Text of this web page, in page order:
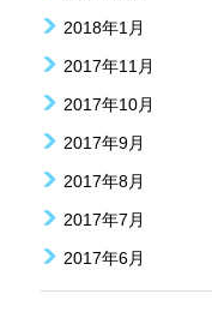
2018年1月
2017年11月
2017年10月
2017年9月
2017年8月
2017年7月
2017年6月